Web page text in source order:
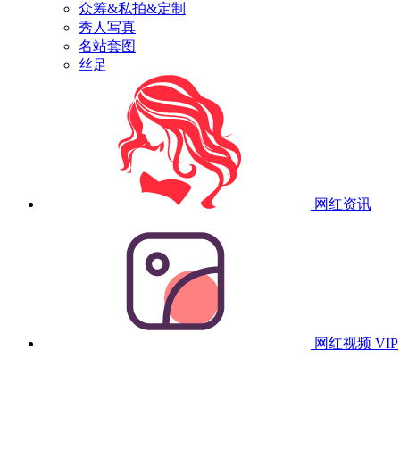
众筹&私拍&定制
秀人写真
名站套图
丝足
网红资讯
网红视频 VIP